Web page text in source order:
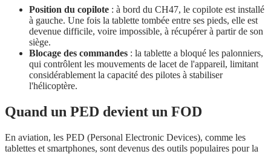
Position du copilote : à bord du CH47, le copilote est installé
à gauche. Une fois la tablette tombée entre ses pieds, elle est
devenue difficile, voire impossible, à récupérer à partir de son
siège.
Blocage des commandes : la tablette a bloqué les palonniers,
qui contrôlent les mouvements de lacet de l'appareil, limitant
considérablement la capacité des pilotes à stabiliser
l'hélicoptère.
Quand un PED devient un FOD
En aviation, les PED (Personal Electronic Devices), comme les
tablettes et smartphones, sont devenus des outils populaires pour la